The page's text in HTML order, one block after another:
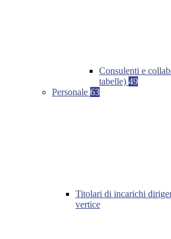
Consulenti e
tabelle) 49
Personale 63
Titolari di incarichi
vertice